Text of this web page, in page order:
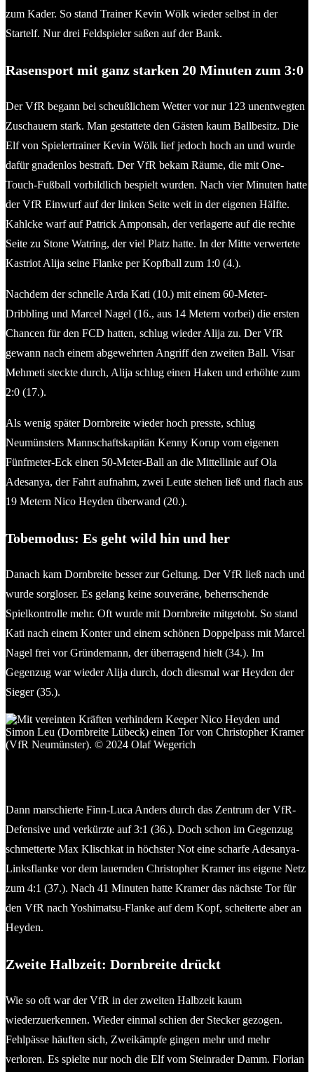
zum Kader. So stand Trainer Kevin Wölk wieder selbst in der
Startelf. Nur drei Feldspieler saßen auf der Bank.
Rasensport mit ganz starken 20 Minuten zum 3:0
Der VfR begann bei scheußlichem Wetter vor nur 123 unentwegten
Zuschauern stark. Man gestattete den Gästen kaum Ballbesitz. Die
Elf von Spielertrainer Kevin Wölk lief jedoch hoch an und wurde
dafür gnadenlos bestraft. Der VfR bekam Räume, die mit One-
Touch-Fußball vorbildlich bespielt wurden. Nach vier Minuten hatte
der VfR Einwurf auf der linken Seite weit in der eigenen Hälfte.
Kahlcke warf auf Patrick Amponsah, der verlagerte auf die rechte
Seite zu Stone Watring, der viel Platz hatte. In der Mitte verwertete
Kastriot Alija seine Flanke per Kopfball zum 1:0 (4.).
Nachdem der schnelle Arda Kati (10.) mit einem 60-Meter-
Dribbling und Marcel Nagel (16., aus 14 Metern vorbei) die ersten
Chancen für den FCD hatten, schlug wieder Alija zu. Der VfR
gewann nach einem abgewehrten Angriff den zweiten Ball. Visar
Mehmeti steckte durch, Alija schlug einen Haken und erhöhte zum
2:0 (17.).
Als wenig später Dornbreite wieder hoch presste, schlug
Neumünsters Mannschaftskapitän Kenny Korup vom eigenen
Fünfmeter-Eck einen 50-Meter-Ball an die Mittellinie auf Ola
Adesanya, der Fahrt aufnahm, zwei Leute stehen ließ und flach aus
19 Metern Nico Heyden überwand (20.).
Tobemodus: Es geht wild hin und her
Danach kam Dornbreite besser zur Geltung. Der VfR ließ nach und
wurde sorgloser. Es gelang keine souveräne, beherrschende
Spielkontrolle mehr. Oft wurde mit Dornbreite mitgetobt. So stand
Kati nach einem Konter und einem schönen Doppelpass mit Marcel
Nagel frei vor Gründemann, der überragend hielt (34.). Im
Gegenzug war wieder Alija durch, doch diesmal war Heyden der
Sieger (35.).
Dann marschierte Finn-Luca Anders durch das Zentrum der VfR-
Defensive und verkürzte auf 3:1 (36.). Doch schon im Gegenzug
schmetterte Max Klischkat in höchster Not eine scharfe Adesanya-
Linksflanke vor dem lauernden Christopher Kramer ins eigene Netz
zum 4:1 (37.). Nach 41 Minuten hatte Kramer das nächste Tor für
den VfR nach Yoshimatsu-Flanke auf dem Kopf, scheiterte aber an
Heyden.
Zweite Halbzeit: Dornbreite drückt
Wie so oft war der VfR in der zweiten Halbzeit kaum
wiederzuerkennen. Wieder einmal schien der Stecker gezogen.
Fehlpässe häuften sich, Zweikämpfe gingen mehr und mehr
verloren. Es spielte nur noch die Elf vom Steinrader Damm. Florian